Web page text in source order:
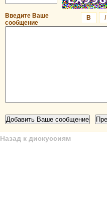
I
B
Введите Ваше
сообщение
Назад к дискуссиям